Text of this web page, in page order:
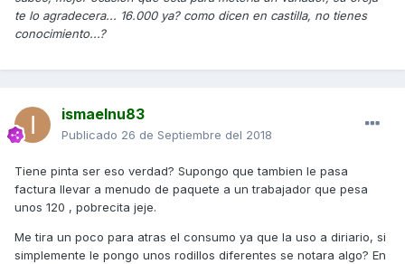
te lo agradecera... 16.000 ya? como dicen en castilla, no tienes
conocimiento...?
ismaelnu83
Publicado 26 de Septiembre del 2018
Tiene pinta ser eso verdad? Supongo que tambien le pasa
factura llevar a menudo de paquete a un trabajador que pesa
unos 120 , pobrecita jeje.
Me tira un poco para atras el consumo ya que la uso a diriario, si
simplemente le pongo unos rodillos diferentes se notara algo? En